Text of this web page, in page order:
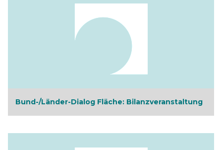
Bund-/Länder-Dialog Fläche: Bilanzveranstaltung